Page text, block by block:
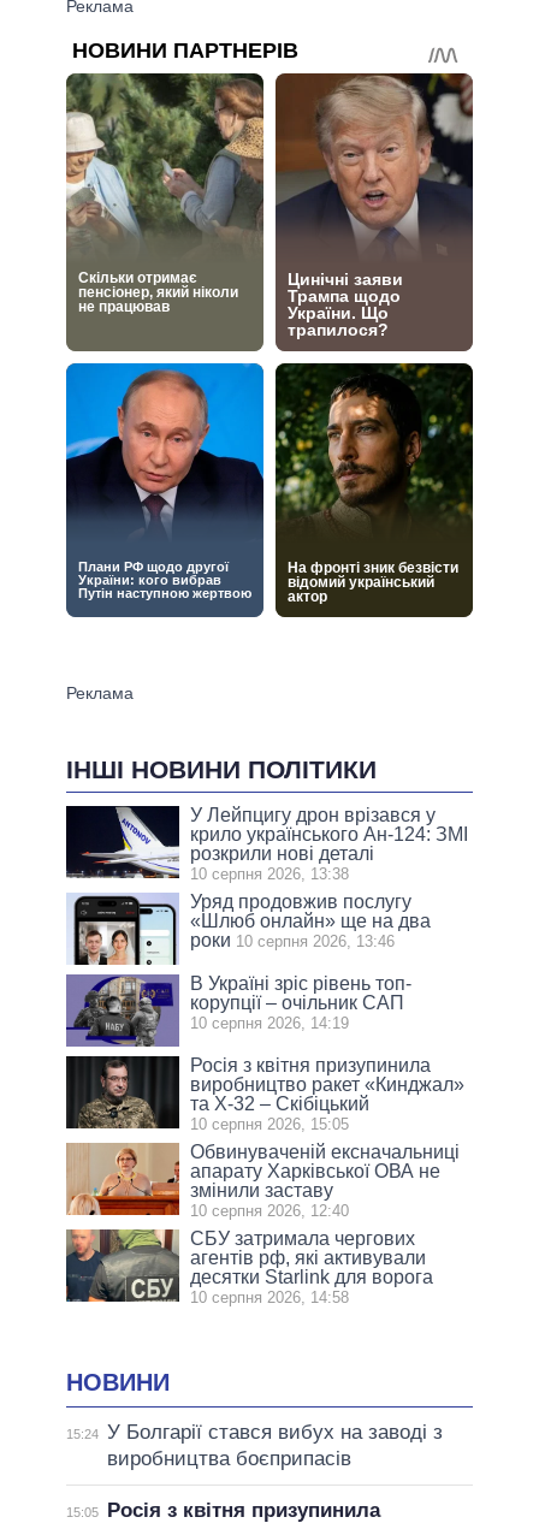
ІНШІ НОВИНИ ПОЛІТИКИ
У Лейпцигу дрон врізався у
крило українського Ан-124: ЗМІ
розкрили нові деталі
10 серпня 2026, 13:38
Уряд продовжив послугу
«Шлюб онлайн» ще на два
роки 10 серпня 2026, 13:46
В Україні зріс рівень топ-
корупції – очільник САП
10 серпня 2026, 14:19
Росія з квітня призупинила
виробництво ракет «Кинджал»
та Х-32 – Скібіцький
10 серпня 2026, 15:05
Обвинуваченій ексначальниці
апарату Харківської ОВА не
змінили заставу
10 серпня 2026, 12:40
СБУ затримала чергових
агентів рф, які активували
десятки Starlink для ворога
10 серпня 2026, 14:58
НОВИНИ
15:24 У Болгарії стався вибух на заводі з
виробництва боєприпасів
15:05
Росія з квітня призупинила